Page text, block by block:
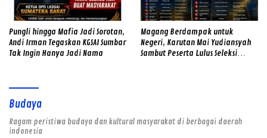
Pungli hingga Mafia Jadi Sorotan,
Andi Irman Tegaskan KGSAI Sumbar
Tak Ingin Hanya Jadi Nama
Magang Berdampak untuk
Negeri, Karutan Mai Yudiansyah
Sambut Peserta Lulus Seleksi
Budaya
Ragam peristiwa budaya dan kultural masyarakat di berbagai daerah
indonesia